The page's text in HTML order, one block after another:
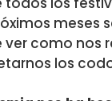
meses
ver como nos
los